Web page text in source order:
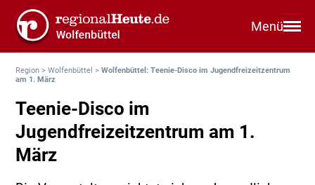
Menü
Region >Wolfenbüttel >Wolfenbüttel: Teenie-Disco im Jugendfreizeitzentrum
am 1. März
Teenie-Disco im
Jugendfreizeitzentrum am 1.
März